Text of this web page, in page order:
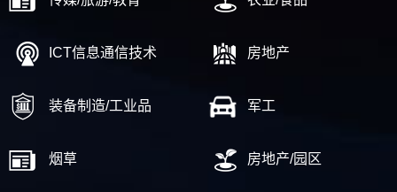
ICT信息通信技术 房地产
装备制造/工业品 军工
烟草 房地产/园区